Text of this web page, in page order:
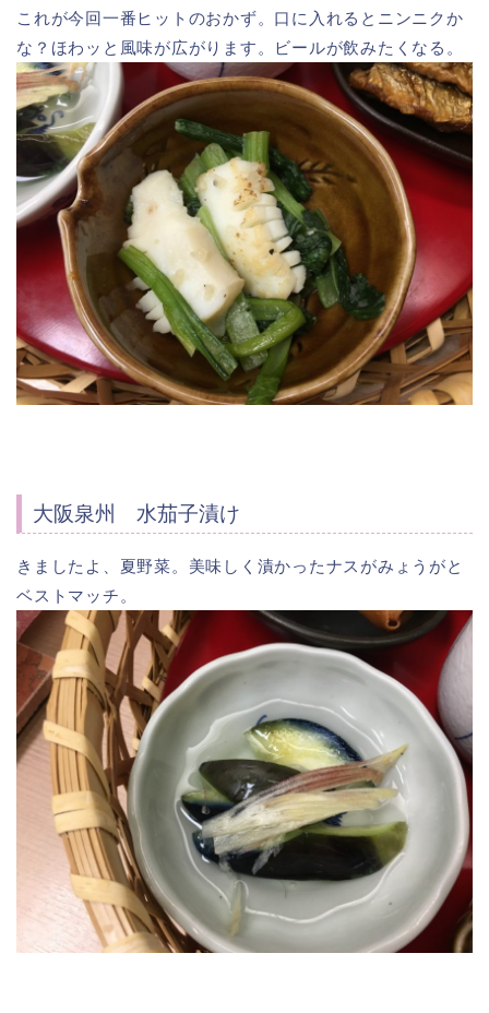
これが今回一番ヒットのおかず。口に入れるとニンニクか
な？ほわッと風味が広がります。ビールが飲みたくなる。
大阪泉州 水茄子漬け
きましたよ、夏野菜。美味しく漬かったナスがみょうがと
ベストマッチ。